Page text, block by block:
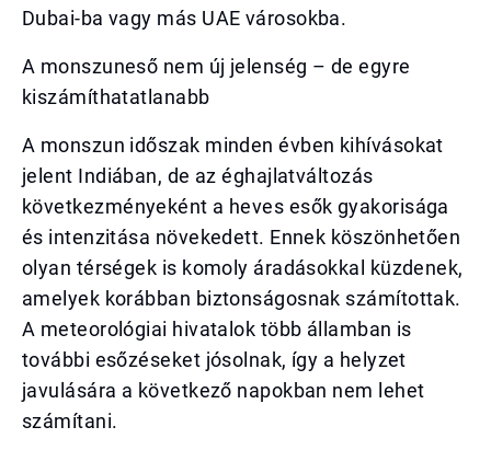
Dubai-ba vagy más UAE városokba.
A monszuneső nem új jelenség – de egyre
kiszámíthatatlanabb
A monszun időszak minden évben kihívásokat
jelent Indiában, de az éghajlatváltozás
következményeként a heves esők gyakorisága
és intenzitása növekedett. Ennek köszönhetően
olyan térségek is komoly áradásokkal küzdenek,
amelyek korábban biztonságosnak számítottak.
A meteorológiai hivatalok több államban is
további esőzéseket jósolnak, így a helyzet
javulására a következő napokban nem lehet
számítani.